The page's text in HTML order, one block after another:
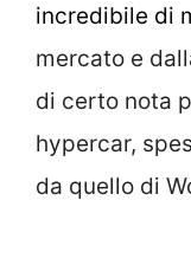
incredibile di
mercato e
di certo nota
hypercar,
da quello di